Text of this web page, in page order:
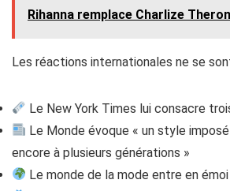
Rihanna remplace Charlize Theron
Les réactions internationales ne se
Le New York Times lui consacre
Le Monde évoque « un style imposé
encore à plusieurs générations »
Le monde de la mode entre en